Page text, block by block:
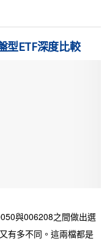
型ETF深度比較
與006208之間做出選
有多不同。這兩檔都是